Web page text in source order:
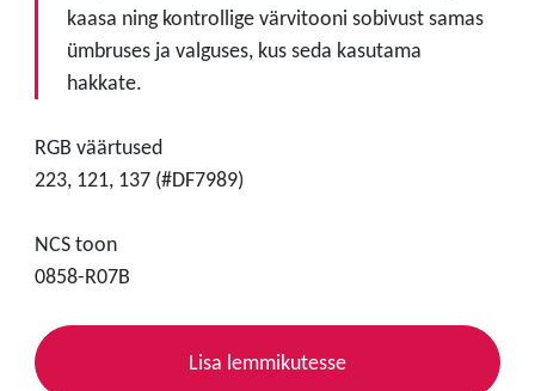
kaasa ning kontrollige värvitooni sobivust samas
ümbruses ja valguses, kus seda kasutama
hakkate.
RGB väärtused
223, 121, 137 (#DF7989)
NCS toon
0858-R07B
Lisa lemmikutesse